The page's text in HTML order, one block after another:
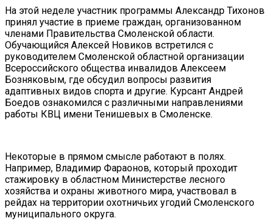
На этой неделе участник программы Александр Тихонов
принял участие в приеме граждан, организованном
членами Правительства Смоленской области.
Обучающийся Алексей Новиков встретился с
руководителем Смоленской областной организации
Всероссийского общества инвалидов Алексеем
Бозняковым, где обсудил вопросы развития
адаптивных видов спорта и другие. Курсант Андрей
Боедов ознакомился с различными направлениями
работы КВЦ имени Тенишевых в Смоленске.
Некоторые в прямом смысле работают в полях.
Например, Владимир Фараонов, который проходит
стажировку в областном Министерстве лесного
хозяйства и охраны животного мира, участвовал в
рейдах на территории охотничьих угодий Смоленского
муниципального округа.